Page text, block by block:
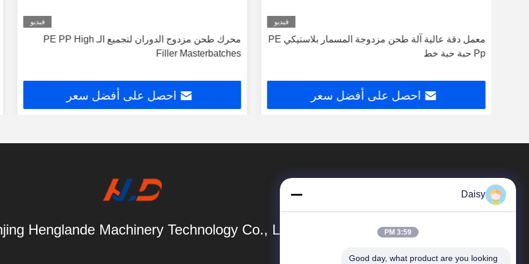
فيديو
معمل دقة عالية آلة طحن مزدوجة المسمار بلاستيكي PE
Pp حبة حبة خط
احصل على أفضل سعر
فيديو
محرك طحن مزدوج الدوران لتجميع الـ PE PP High
Filler Masterbatches
احصل على أفضل سعر
Henglande Machinery Technology Co., Ltd.
Daisy
3:59 PM
Good day, what product are you looking